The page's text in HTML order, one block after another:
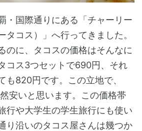
・国際通りにある「チャーリー
タコス）」へ行ってきました。
のに、タコスの価格はそんなに
コス3つセットで690円、それ
も820円です。この立地で、
安いと思います。この価格帯
行や大学生の学生旅行にも使い
り沿いのタコス屋さんは幾つか